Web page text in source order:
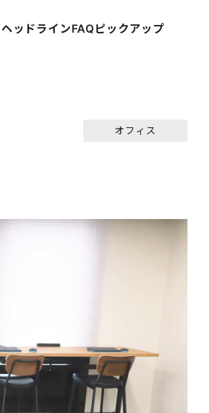
ヘッドラインFAQピックアップ
オフィス